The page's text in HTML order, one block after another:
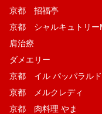
京都 招福亭
京都 シャルキュトリー
肩治療
ダメエリー
京都 イル パッパラルド
京都 メルクレディ
京都 肉料理 やま